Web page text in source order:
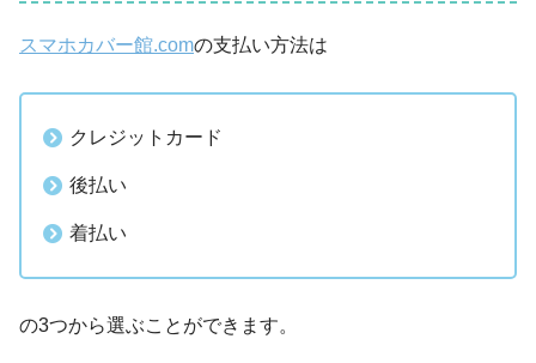
スマホカバー館.comの支払い方法は
クレジットカード
後払い
着払い
の3つから選ぶことができます。